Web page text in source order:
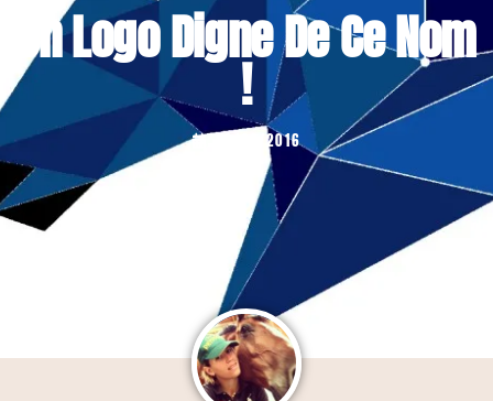
Un Logo Digne De Ce Nom
!
... 23/02/2016